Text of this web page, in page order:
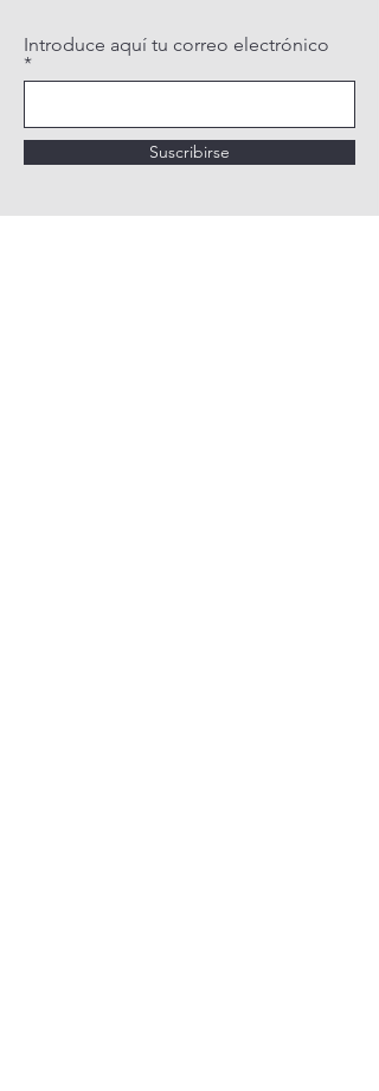
Introduce aquí tu correo electrónico
Suscribirse